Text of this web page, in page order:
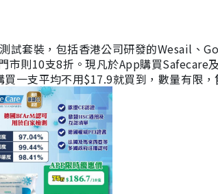
試套裝，包括香港公司研發的Wesail、
市則10支8折。現凡於App購買
一支平均不用$17.9就買到，數量有限，